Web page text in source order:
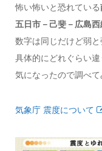
怖い怖いと恐れている
五日市－己斐－広島
数字は同じだけど弱と
具体的にどれぐらい違
気になったので調べて
気象庁 震度について